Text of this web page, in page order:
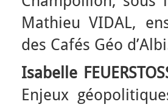
Mathieu VIDAL,
des Cafés Géo
Isabelle
Enjeux